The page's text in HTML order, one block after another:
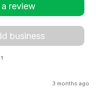
review
business
3 months ago